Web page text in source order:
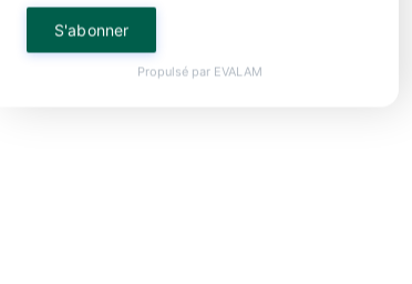
S'abonner
Propulsé par EVALAM